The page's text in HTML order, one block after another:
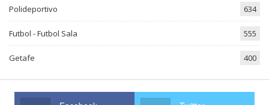
Polideportivo 634
Futbol - Futbol Sala 555
Getafe 400